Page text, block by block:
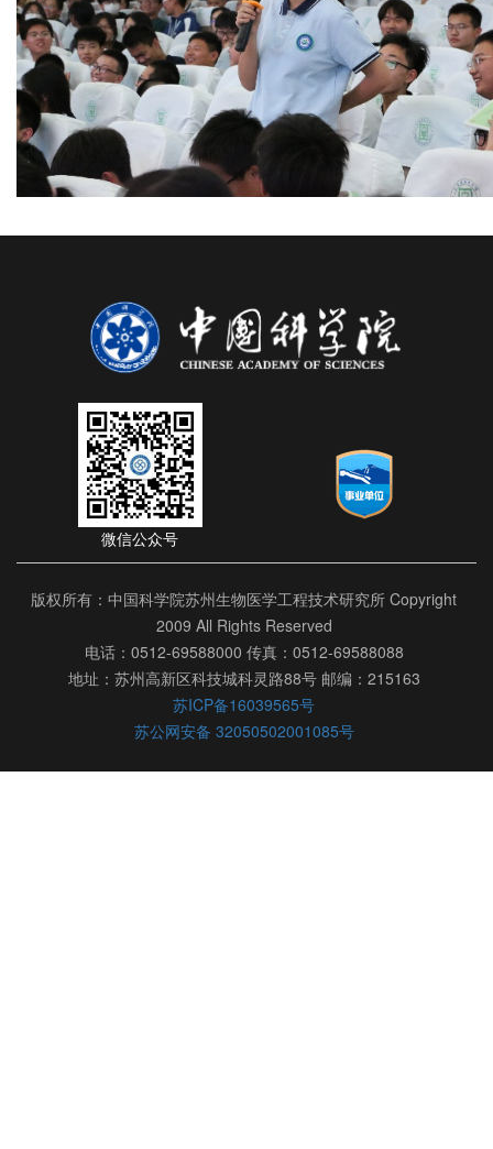
微信公众号
版权所有：中国科学院苏州生物医学工程技术研究所 Copyright
2009 All Rights Reserved
电话：0512-69588000 传真：0512-69588088
地址：苏州高新区科技城科灵路88号 邮编：215163
苏ICP备16039565号
苏公网安备 32050502001085号